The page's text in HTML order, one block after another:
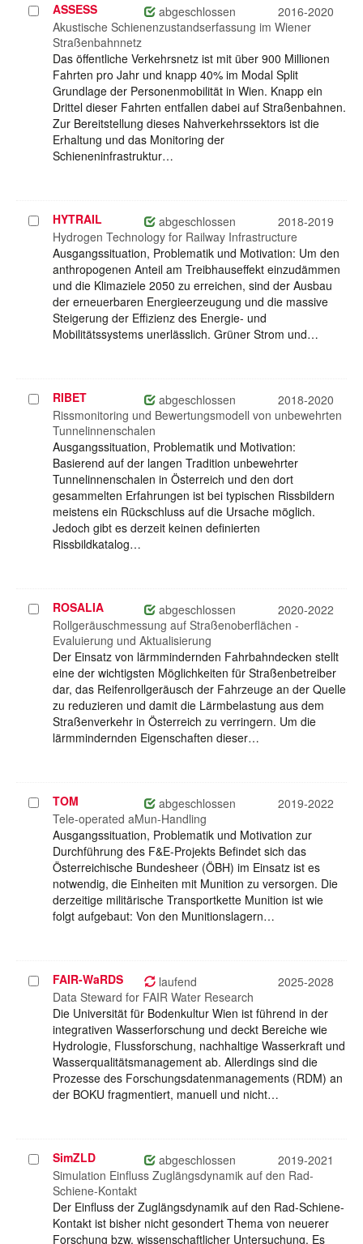
Projekt
auswählen
ASSESS abgeschlossen
2016-2020
Akustische Schienenzustandserfassung im Wiener
Straßenbahnnetz
Das öffentliche Verkehrsnetz ist mit über 900 Millionen
Fahrten pro Jahr und knapp 40% im Modal Split
Grundlage der Personenmobilität in Wien. Knapp ein
Drittel dieser Fahrten entfallen dabei auf Straßenbahnen.
Zur Bereitstellung dieses Nahverkehrssektors ist die
Erhaltung und das Monitoring der
Schieneninfrastruktur…
Projekt
auswählen
HYTRAIL abgeschlossen
2018-2019
Hydrogen Technology for Railway Infrastructure
Ausgangssituation, Problematik und Motivation: Um den
anthropogenen Anteil am Treibhauseffekt einzudämmen
und die Klimaziele 2050 zu erreichen, sind der Ausbau
der erneuerbaren Energieerzeugung und die massive
Steigerung der Effizienz des Energie- und
Mobilitätssystems unerlässlich. Grüner Strom und…
Projekt
auswählen
RIBET abgeschlossen
2018-2020
Rissmonitoring und Bewertungsmodell von unbewehrten
Tunnelinnenschalen
Ausgangssituation, Problematik und Motivation:
Basierend auf der langen Tradition unbewehrter
Tunnelinnenschalen in Österreich und den dort
gesammelten Erfahrungen ist bei typischen Rissbildern
meistens ein Rückschluss auf die Ursache möglich.
Jedoch gibt es derzeit keinen definierten
Rissbildkatalog…
Projekt
auswählen
ROSALIA abgeschlossen
2020-2022
Rollgeräuschmessung auf Straßenoberflächen -
Evaluierung und Aktualisierung
Der Einsatz von lärmmindernden Fahrbahndecken stellt
eine der wichtigsten Möglichkeiten für Straßenbetreiber
dar, das Reifenrollgeräusch der Fahrzeuge an der Quelle
zu reduzieren und damit die Lärmbelastung aus dem
Straßenverkehr in Österreich zu verringern. Um die
lärmmindernden Eigenschaften dieser…
Projekt
auswählen
TOM abgeschlossen
2019-2022
Tele-operated aMun-Handling
Ausgangssituation, Problematik und Motivation zur
Durchführung des F&E-Projekts Befindet sich das
Österreichische Bundesheer (ÖBH) im Einsatz ist es
notwendig, die Einheiten mit Munition zu versorgen. Die
derzeitige militärische Transportkette Munition ist wie
folgt aufgebaut: Von den Munitionslagern…
Projekt
auswählen
FAIR-WaRDS laufend
2025-2028
Data Steward for FAIR Water Research
Die Universität für Bodenkultur Wien ist führend in der
integrativen Wasserforschung und deckt Bereiche wie
Hydrologie, Flussforschung, nachhaltige Wasserkraft und
Wasserqualitätsmanagement ab. Allerdings sind die
Prozesse des Forschungsdatenmanagements (RDM) an
der BOKU fragmentiert, manuell und nicht…
Projekt
auswählen
SimZLD abgeschlossen
2019-2021
Simulation Einfluss Zuglängsdynamik auf den Rad-
Schiene-Kontakt
Der Einfluss der Zuglängsdynamik auf den Rad-Schiene-
Kontakt ist bisher nicht gesondert Thema von neuerer
Forschung bzw. wissenschaftlicher Untersuchung. Es